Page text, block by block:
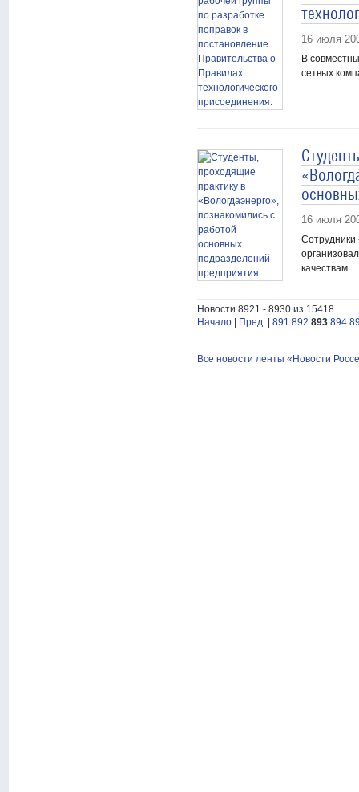
16 июля
В
сетвых
16 июля
Сотрудники
качествам
Новости 8921 - 8930 из 15418
Начало
Пред. 891 892 893 894
Все новости ленты «Новости